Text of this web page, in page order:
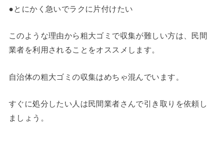
●とにかく急いでラクに片付けたい
このような理由から粗大ゴミで収集が難しい方は、民間
業者を利用されることをオススメします。
自治体の粗大ゴミの収集はめちゃ混んでいます。
すぐに処分したい人は民間業者さんで引き取りを依頼し
ましょう。